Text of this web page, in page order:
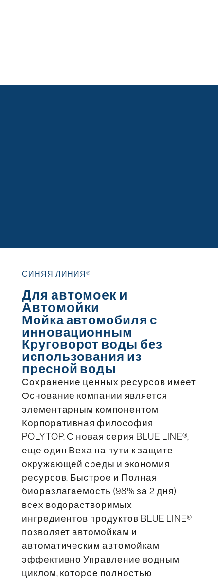
СИНЯЯ ЛИНИЯ®
Для автомоек и
Автомойки
Мойка автомобиля с
инновационным
Круговорот воды без
использования из
пресной воды
Сохранение ценных ресурсов имеет
Основание компании является
элементарным компонентом
Корпоративная философия
POLYTOP. С новая серия BLUE LINE®,
еще один Веха на пути к защите
окружающей среды и экономия
ресурсов. Быстрое и Полная
биоразлагаемость (98% за 2 дня)
всех водорастворимых
ингредиентов продуктов BLUE LINE®
позволяет автомойкам и
автоматическим автомойкам
эффективно Управление водным
циклом, которое полностью